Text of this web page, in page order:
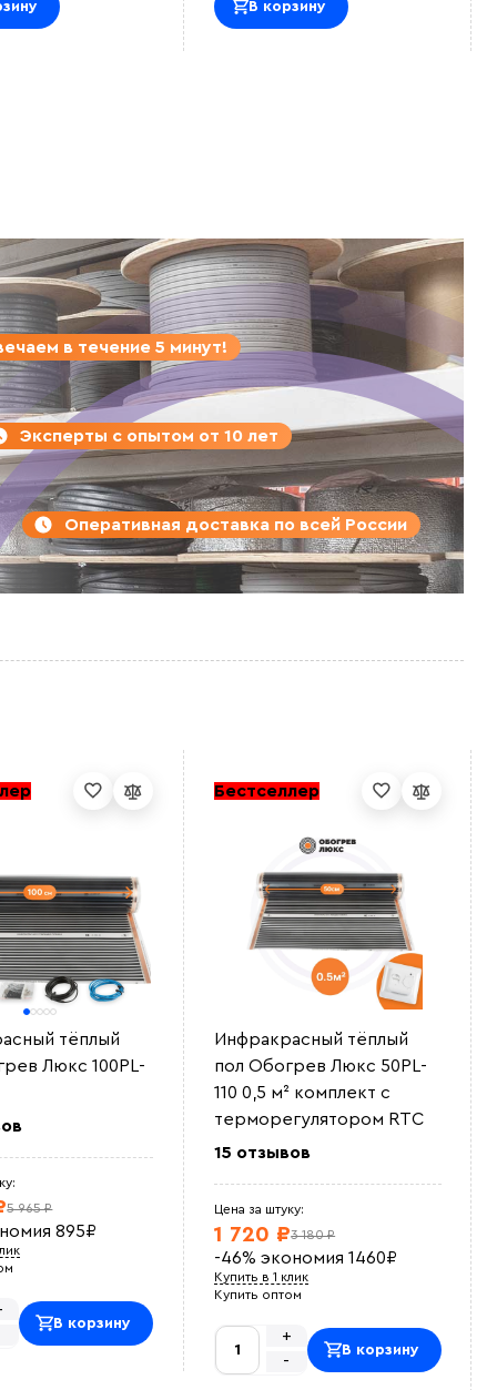
В корзину
в течение 5 минут!
Эксперты с опытом от 10 лет
Оперативная доставка по всей России
тёплый
Люкс 100PL-
5 965 ₽
895₽
В корзину
Бестселлер
Инфракрасный тёплый
пол Обогрев Люкс 50PL-
110 0,5 м² комплект c
терморегулятором RTC
15 отзывов
Цена за штуку:
3 180 ₽
1 720 ₽
-46% экономия1460₽
Купить в 1 клик
Купить оптом
-
+
В корзину